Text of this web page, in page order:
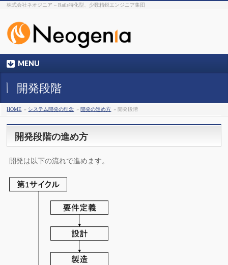
株式会社ネオジニア – Rails特化型、少数精鋭エンジニア集団
MENU
開発段階
HOME » システム開発の理念 » 開発の進め方 » 開発段階
開発段階の進め方
開発は以下の流れで進めます。